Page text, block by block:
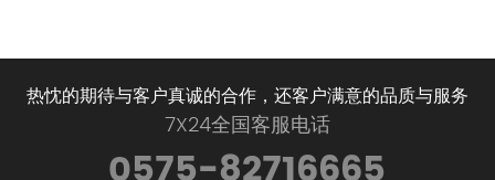
消火栓的点检：（1）检查消火栓箱体有无变形、玻璃有无破
损、箱门
热忱的期待与客户真诚的合作，还客户满意的品质与服务
7X24全国客服电话